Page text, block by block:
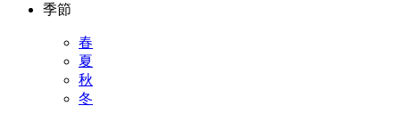
季節
春
夏
秋
冬